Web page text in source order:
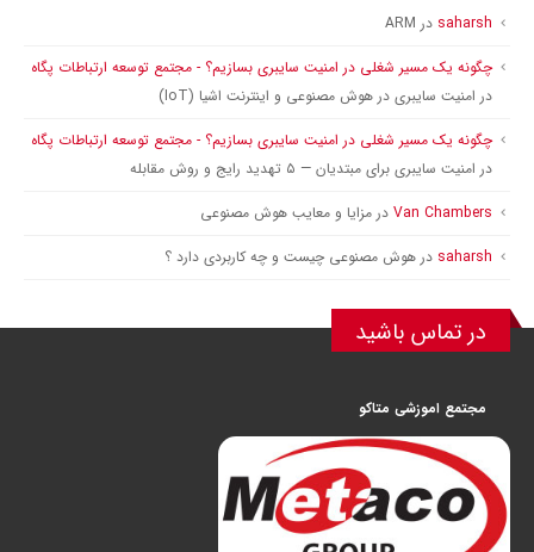
saharsh در ARM
چگونه یک مسیر شغلی در امنیت سایبری بسازیم؟ - مجتمع توسعه ارتباطات پگاه
در امنیت سایبری در هوش مصنوعی و اینترنت اشیا (IoT)
چگونه یک مسیر شغلی در امنیت سایبری بسازیم؟ - مجتمع توسعه ارتباطات پگاه
در امنیت سایبری برای مبتدیان — ۵ تهدید رایج و روش مقابله
Van Chambers در مزایا و معایب هوش مصنوعی
saharsh در هوش مصنوعی چیست و چه کاربردی دارد ؟
در تماس باشید
مجتمع اموزشی متاکو